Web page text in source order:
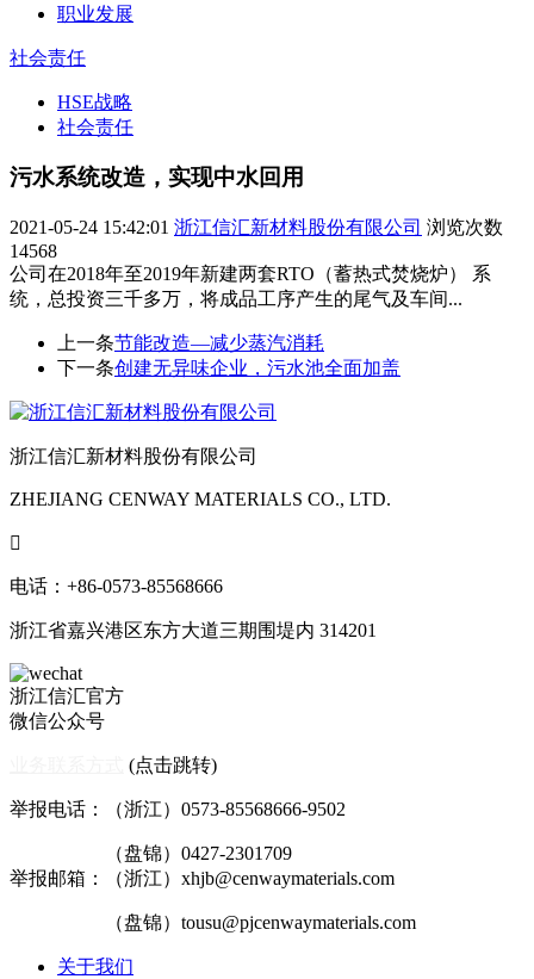
职业发展
社会责任
HSE战略
社会责任
污水系统改造，实现中水回用
2021-05-24 15:42:01 浙江信汇新材料股份有限公司 浏览次数
14568
公司在2018年至2019年新建两套RTO（蓄热式焚烧炉） 系
统，总投资三千多万，将成品工序产生的尾气及车间...
上一条节能改造—减少蒸汽消耗
下一条创建无异味企业，污水池全面加盖
浙江信汇新材料股份有限公司
ZHEJIANG CENWAY MATERIALS CO., LTD.

电话：+86-0573-85568666
浙江省嘉兴港区东方大道三期围堤内 314201
浙江信汇官方
微信公众号
(点击跳转)
举报电话：（浙江）0573-85568666-9502
（盘锦）0427-2301709
举报邮箱：（浙江）xhjb@cenwaymaterials.com
（盘锦）tousu@pjcenwaymaterials.com
关于我们